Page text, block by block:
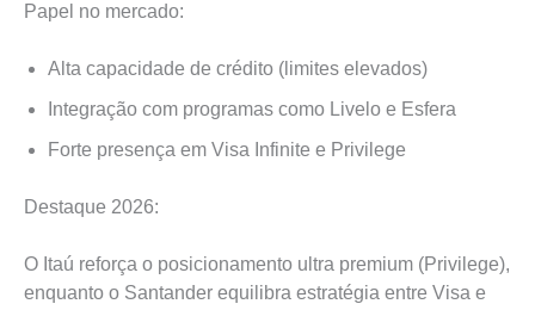
Papel no mercado:
Alta capacidade de crédito (limites elevados)
Integração com programas como Livelo e Esfera
Forte presença em Visa Infinite e Privilege
Destaque 2026:
O Itaú reforça o posicionamento ultra premium (Privilege),
enquanto o Santander equilibra estratégia entre Visa e